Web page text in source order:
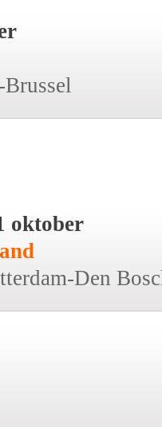
oktober
Den